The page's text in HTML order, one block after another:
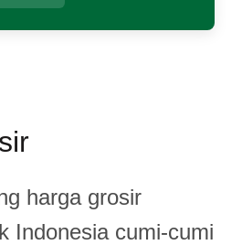
harga grosir
Indonesia cumi-cumi